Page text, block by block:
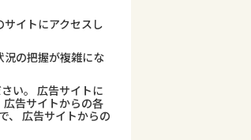
イトにアクセスし
況の把握が複雑にな
い。 広告サイトに
告サイトからの各
、 広告サイトからの